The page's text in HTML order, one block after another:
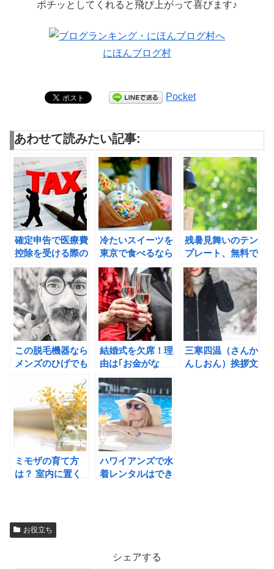
ポチッとしてくれると飛び上がって喜びます♪
にほんブログ村
Pocket
あわせて読みたい記事:
確定申告で医療費
控除を受ける際の
必要書類は？
冷たいスイーツを
東京で食べるなら
絶対コレ！
残暑見舞いのテン
プレート、無料で
利用するならコ
コ！
この脱毛機器なら
メンズのひげでも
結婚式を欠席！理
由は｢お金がな
い｣そんな時どう
する？
三寒四温（さんか
んしおん）挨拶文
ミモザの育て方
は？ 室内に置く
ハワイアンズで水
着レンタルはでき
お役立ち
シェアする